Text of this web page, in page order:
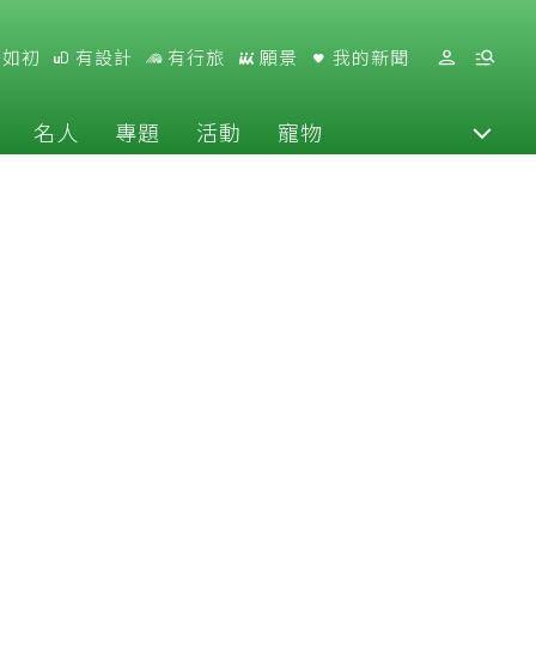
初 有設計 有行旅 願景 我的新聞
名人 專題 活動 寵物